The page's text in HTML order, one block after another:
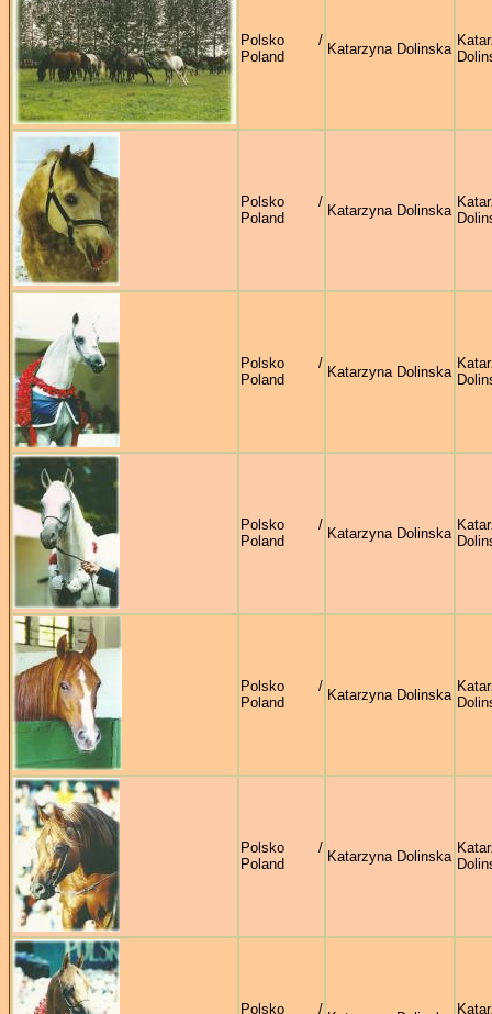
Polsko /
Poland
Katarzyna Dolinska
Polsko /
Poland
Katarzyna Dolinska
Polsko /
Poland
Katarzyna Dolinska
Polsko /
Poland
Katarzyna Dolinska
Polsko /
Poland
Katarzyna Dolinska
Polsko /
Poland
Katarzyna Dolinska
Polsko /